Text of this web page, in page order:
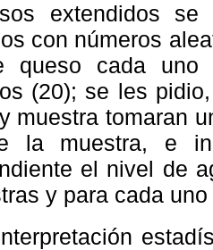
extendidos se
con números
queso cada uno
(20); se les
muestra tomaran
la muestra, e
el nivel de
y para cada